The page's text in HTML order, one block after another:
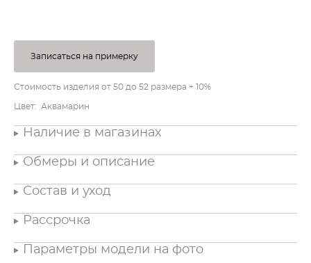
Записаться на примерку
Стоимость изделия от 50 до 52 размера + 10%
Цвет: Аквамарин
Наличие в магазинах
Обмеры и описание
Состав и уход
Рассрочка
Параметры модели на фото